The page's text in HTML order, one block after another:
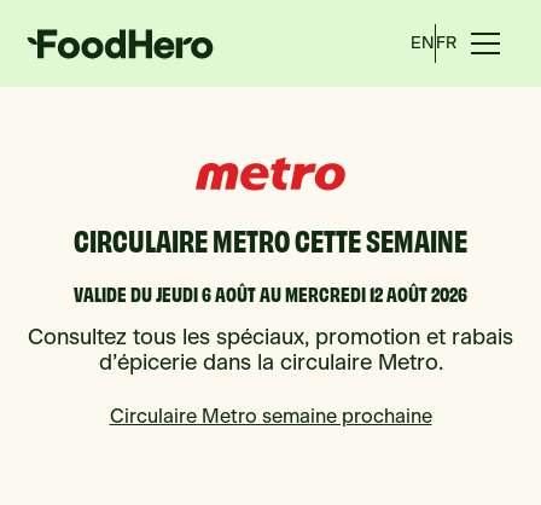
EN FR
CIRCULAIRE METRO CETTE SEMAINE
VALIDE DU JEUDI 6 AOÛT AU MERCREDI 12 AOÛT 2026
Consultez tous les spéciaux, promotion et rabais
d’épicerie dans la circulaire Metro.
Circulaire Metro semaine prochaine